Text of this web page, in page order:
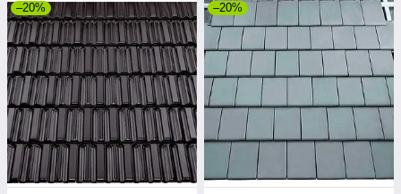
–20% –20%